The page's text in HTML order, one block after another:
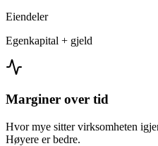
Eiendeler
Egenkapital + gjeld
Marginer over tid
Hvor mye sitter virksomheten
Høyere er bedre.